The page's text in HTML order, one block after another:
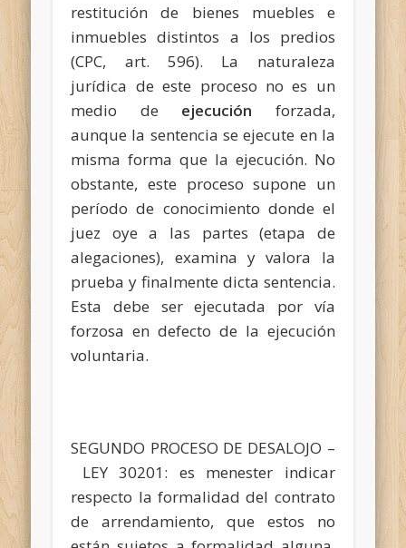
restitución de bienes muebles e
inmuebles distintos a los predios
(CPC, art. 596). La naturaleza
jurídica de este proceso no es un
medio de ejecución forzada,
aunque la sentencia se ejecute en la
misma forma que la ejecución. No
obstante, este proceso supone un
período de conocimiento donde el
juez oye a las partes (etapa de
alegaciones), examina y valora la
prueba y finalmente dicta sentencia.
Esta debe ser ejecutada por vía
forzosa en defecto de la ejecución
voluntaria.
SEGUNDO PROCESO DE DESALOJO –
LEY 30201: es menester indicar
respecto la formalidad del contrato
de arrendamiento, que estos no